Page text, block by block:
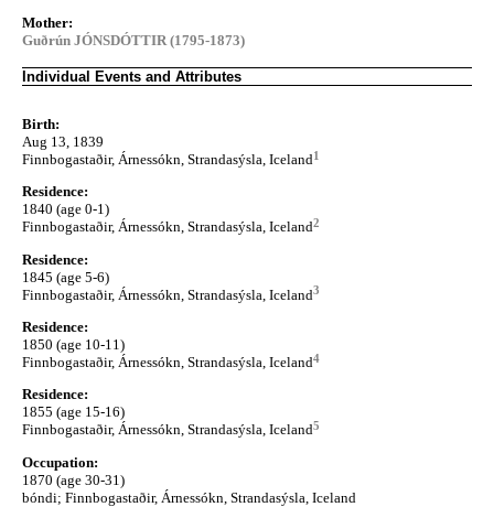
Mother:
Guðrún JÓNSDÓTTIR (1795-1873)
Individual Events and Attributes
Birth:
Aug 13, 1839
Finnbogastaðir, Árnessókn, Strandasýsla, Iceland1
Residence:
1840 (age 0-1)
Finnbogastaðir, Árnessókn, Strandasýsla, Iceland2
Residence:
1845 (age 5-6)
Finnbogastaðir, Árnessókn, Strandasýsla, Iceland3
Residence:
1850 (age 10-11)
Finnbogastaðir, Árnessókn, Strandasýsla, Iceland4
Residence:
1855 (age 15-16)
Finnbogastaðir, Árnessókn, Strandasýsla, Iceland5
Occupation:
1870 (age 30-31)
bóndi; Finnbogastaðir, Árnessókn, Strandasýsla, Iceland